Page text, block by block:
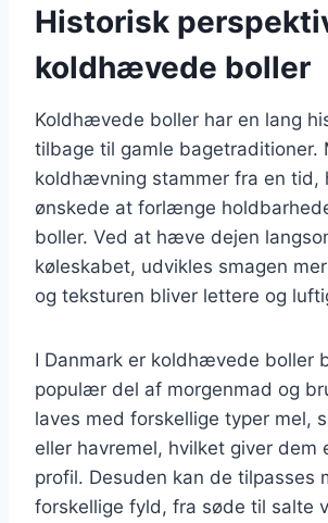
Historisk
koldhævede boller
Koldhævede boller har en lang
tilbage til gamle bagetraditioner.
koldhævning stammer fra en tid,
ønskede at forlænge
boller. Ved at hæve dejen
køleskabet, udvikles smagen
og teksturen bliver lettere og
I Danmark er koldhævede boller
populær del af morgenmad og
laves med forskellige typer mel,
eller havremel, hvilket giver dem
profil. Desuden kan de tilpasses
forskellige fyld, fra søde til salte